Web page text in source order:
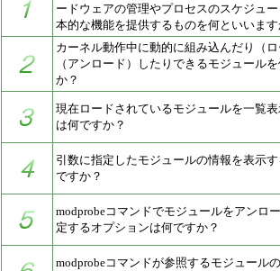
ードウェアの管理やプロセスのスケジュ
本的な機能を提供するものを何といいます
カーネル動作中に動的に組み込んだり（
（アンロード）したりできるモジュール
か？
現在ロードされているモジュールを一覧
は何ですか？
引数に指定したモジュールの情報を表示
ですか？
modprobeコマンドでモジュールをアンロ
定するオプションは何ですか？
modprobeコマンドが参照するモジュール